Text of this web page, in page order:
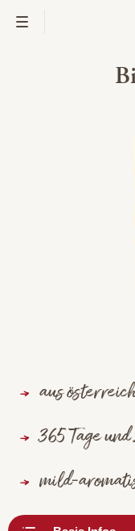
aus
365 Tage
mild-